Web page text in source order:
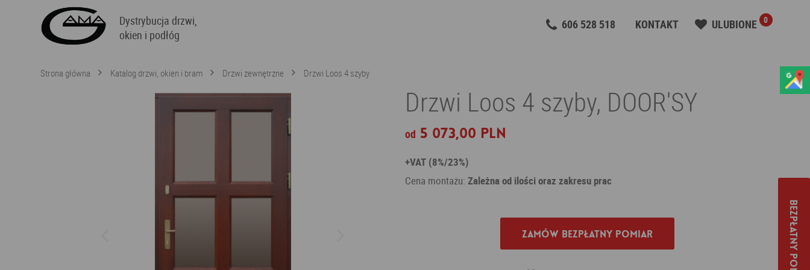
Dystrybucja drzwi,
okien i podłóg
606 528 518 KONTAKT ULUBIONE 0
Strona główna Katalog drzwi, okien i bram Drzwi zewnętrzne Drzwi Loos 4 szyby
Drzwi Loos 4 szyby, DOOR'SY
od 5 073,00 PLN
+VAT (8%/23%)
Cena montażu: Zależna od ilości oraz zakresu prac
Zamów bezpłatny pomiar Bezpłatny pomiar